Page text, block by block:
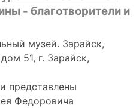
- благотворители и
музей. Зарайск,
51, г. Зарайск,
представлены
Федоровича